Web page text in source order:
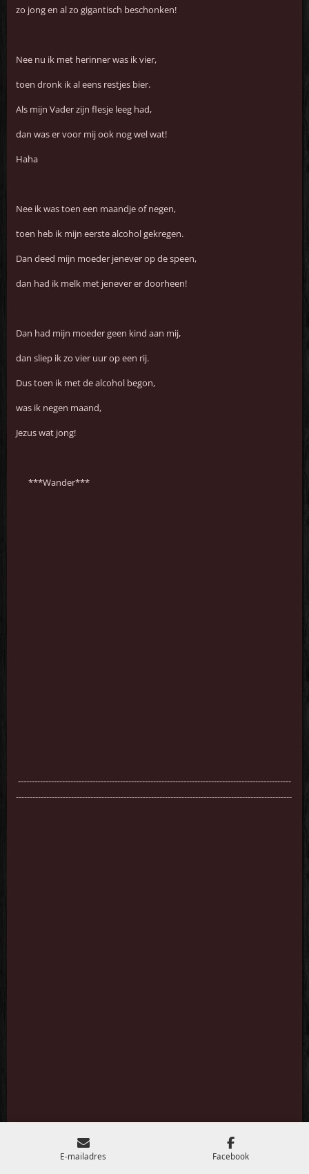
zo jong en al zo gigantisch beschonken!
Nee nu ik met herinner was ik vier,
toen dronk ik al eens restjes bier.
Als mijn Vader zijn flesje leeg had,
dan was er voor mij ook nog wel wat!
Haha
Nee ik was toen een maandje of negen,
toen heb ik mijn eerste alcohol gekregen.
Dan deed mijn moeder jenever op de speen,
dan had ik melk met jenever er doorheen!
Dan had mijn moeder geen kind aan mij,
dan sliep ik zo vier uur op een rij.
Dus toen ik met de alcohol begon,
was ik negen maand,
Jezus wat jong!
***Wander***
---------------------------------------------------------------------------------------------------
----------------------------------------------------------------------------------------------------
E-mailadres Facebook